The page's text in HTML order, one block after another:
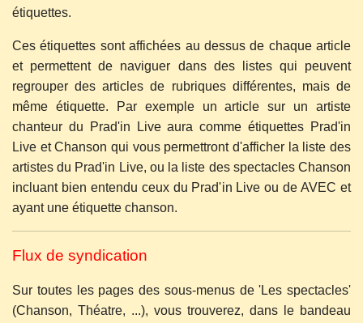
étiquettes.
Ces étiquettes sont affichées au dessus de chaque article
et permettent de naviguer dans des listes qui peuvent
regrouper des articles de rubriques différentes, mais de
même étiquette. Par exemple un article sur un artiste
chanteur du Prad'in Live aura comme étiquettes Prad'in
Live et Chanson qui vous permettront d'afficher la liste des
artistes du Prad'in Live, ou la liste des spectacles Chanson
incluant bien entendu ceux du Prad'in Live ou de AVEC et
ayant une étiquette chanson.
Flux de syndication
Sur toutes les pages des sous-menus de 'Les spectacles'
(Chanson, Théatre, ...), vous trouverez, dans le bandeau